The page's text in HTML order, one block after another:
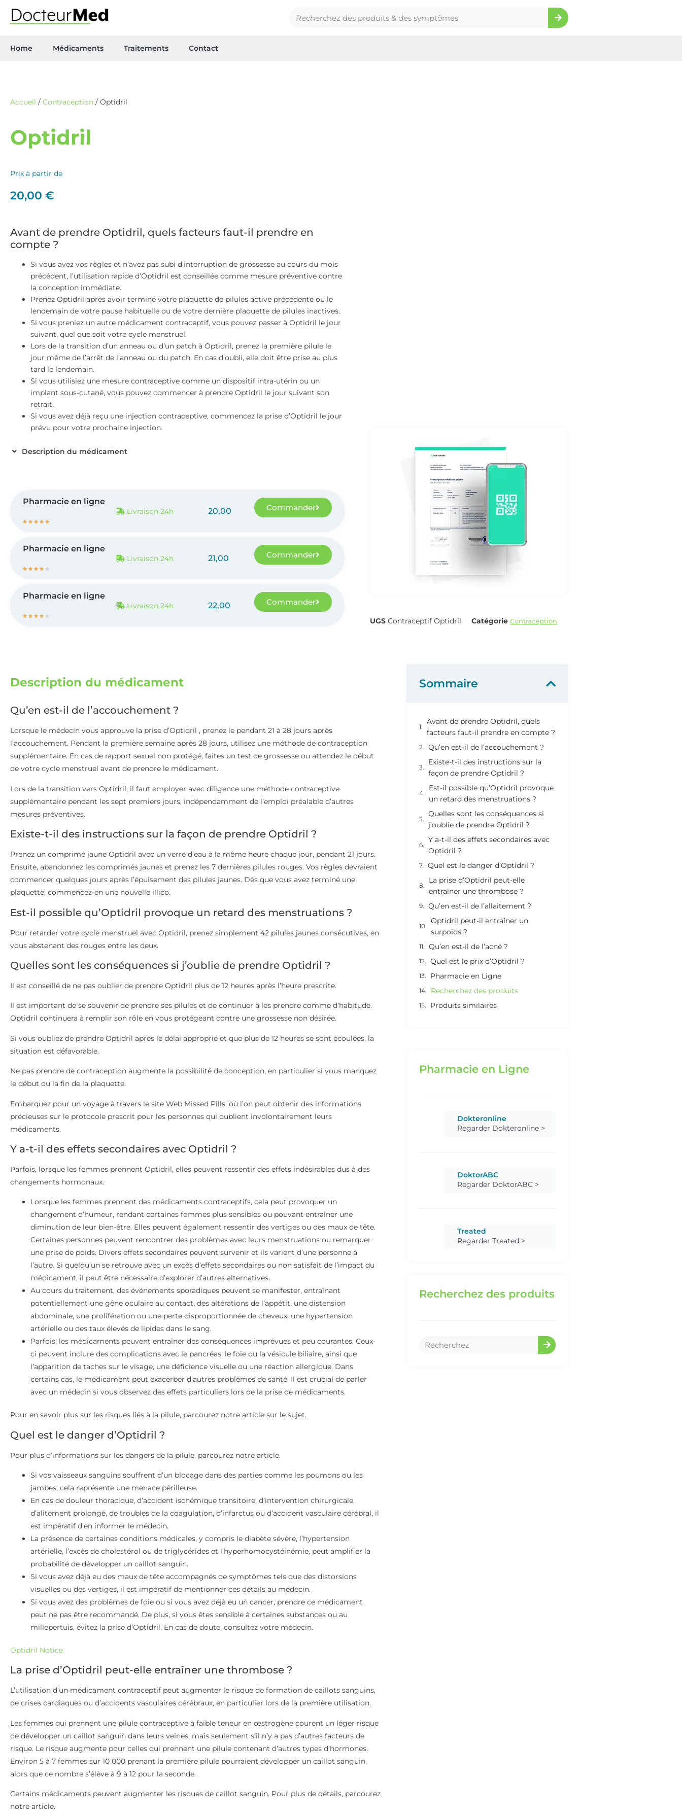
Home Médicaments Traitements Contact
Accueil / Contraception / Optidril
Optidril
Prix à partir de
20,00 €
Avant de prendre Optidril, quels facteurs faut-il prendre en
compte ?
Si vous avez vos règles et n’avez pas subi d’interruption de grossesse au cours du mois
précédent, l’utilisation rapide d’Optidril est conseillée comme mesure préventive contre
la conception immédiate.
Prenez Optidril après avoir terminé votre plaquette de pilules active précédente ou le
lendemain de votre pause habituelle ou de votre dernière plaquette de pilules inactives.
Si vous preniez un autre médicament contraceptif, vous pouvez passer à Optidril le jour
suivant, quel que soit votre cycle menstruel.
Lors de la transition d’un anneau ou d’un patch à Optidril, prenez la première pilule le
jour même de l’arrêt de l’anneau ou du patch. En cas d’oubli, elle doit être prise au plus
tard le lendemain.
Si vous utilisiez une mesure contraceptive comme un dispositif intra-utérin ou un
implant sous-cutané, vous pouvez commencer à prendre Optidril le jour suivant son
retrait.
Si vous avez déjà reçu une injection contraceptive, commencez la prise d’Optidril le jour
prévu pour votre prochaine injection.
Description du médicament
Pharmacie en ligne
    
Livraison 24h 20,00 Commander
Pharmacie en ligne
    
Livraison 24h 21,00 Commander
Pharmacie en ligne
    
Livraison 24h 22,00 Commander
UGS Contraceptif Optidril Catégorie Contraception
Description du médicament
Qu’en est-il de l’accouchement ?
Lorsque le médecin vous approuve la prise d’Optidril , prenez le pendant 21 à 28 jours après
l’accouchement. Pendant la première semaine après 28 jours, utilisez une méthode de contraception
supplémentaire. En cas de rapport sexuel non protégé, faites un test de grossesse ou attendez le début
de votre cycle menstruel avant de prendre le médicament.
Lors de la transition vers Optidril, il faut employer avec diligence une méthode contraceptive
supplémentaire pendant les sept premiers jours, indépendamment de l’emploi préalable d’autres
mesures préventives.
Existe-t-il des instructions sur la façon de prendre Optidril ?
Prenez un comprimé jaune Optidril avec un verre d’eau à la même heure chaque jour, pendant 21 jours.
Ensuite, abandonnez les comprimés jaunes et prenez les 7 dernières pilules rouges. Vos règles devraient
commencer quelques jours après l’épuisement des pilules jaunes. Dès que vous avez terminé une
plaquette, commencez-en une nouvelle illico.
Est-il possible qu’Optidril provoque un retard des menstruations ?
Pour retarder votre cycle menstruel avec Optidril, prenez simplement 42 pilules jaunes consécutives, en
vous abstenant des rouges entre les deux.
Quelles sont les conséquences si j’oublie de prendre Optidril ?
Il est conseillé de ne pas oublier de prendre Optidril plus de 12 heures après l’heure prescrite.
Il est important de se souvenir de prendre ses pilules et de continuer à les prendre comme d’habitude.
Optidril continuera à remplir son rôle en vous protégeant contre une grossesse non désirée.
Si vous oubliez de prendre Optidril après le délai approprié et que plus de 12 heures se sont écoulées, la
situation est défavorable.
Ne pas prendre de contraception augmente la possibilité de conception, en particulier si vous manquez
le début ou la fin de la plaquette.
Embarquez pour un voyage à travers le site Web Missed Pills, où l’on peut obtenir des informations
précieuses sur le protocole prescrit pour les personnes qui oublient involontairement leurs
médicaments.
Y a-t-il des effets secondaires avec Optidril ?
Parfois, lorsque les femmes prennent Optidril, elles peuvent ressentir des effets indésirables dus à des
changements hormonaux.
Lorsque les femmes prennent des médicaments contraceptifs, cela peut provoquer un
changement d’humeur, rendant certaines femmes plus sensibles ou pouvant entraîner une
diminution de leur bien-être. Elles peuvent également ressentir des vertiges ou des maux de tête.
Certaines personnes peuvent rencontrer des problèmes avec leurs menstruations ou remarquer
une prise de poids. Divers effets secondaires peuvent survenir et ils varient d’une personne à
l’autre. Si quelqu’un se retrouve avec un excès d’effets secondaires ou non satisfait de l’impact du
médicament, il peut être nécessaire d’explorer d’autres alternatives.
Au cours du traitement, des événements sporadiques peuvent se manifester, entraînant
potentiellement une gêne oculaire au contact, des altérations de l’appétit, une distension
abdominale, une prolifération ou une perte disproportionnée de cheveux, une hypertension
artérielle ou des taux élevés de lipides dans le sang.
Parfois, les médicaments peuvent entraîner des conséquences imprévues et peu courantes. Ceux-
ci peuvent inclure des complications avec le pancréas, le foie ou la vésicule biliaire, ainsi que
l’apparition de taches sur le visage, une déficience visuelle ou une réaction allergique. Dans
certains cas, le médicament peut exacerber d’autres problèmes de santé. Il est crucial de parler
avec un médecin si vous observez des effets particuliers lors de la prise de médicaments.
Pour en savoir plus sur les risques liés à la pilule, parcourez notre article sur le sujet.
Quel est le danger d’Optidril ?
Pour plus d’informations sur les dangers de la pilule, parcourez notre article.
Si vos vaisseaux sanguins souffrent d’un blocage dans des parties comme les poumons ou les
jambes, cela représente une menace périlleuse.
En cas de douleur thoracique, d’accident ischémique transitoire, d’intervention chirurgicale,
d’alitement prolongé, de troubles de la coagulation, d’infarctus ou d’accident vasculaire cérébral, il
est impératif d’en informer le médecin.
La présence de certaines conditions médicales, y compris le diabète sévère, l’hypertension
artérielle, l’excès de cholestérol ou de triglycérides et l’hyperhomocystéinémie, peut amplifier la
probabilité de développer un caillot sanguin.
Si vous avez déjà eu des maux de tête accompagnés de symptômes tels que des distorsions
visuelles ou des vertiges, il est impératif de mentionner ces détails au médecin.
Si vous avez des problèmes de foie ou si vous avez déjà eu un cancer, prendre ce médicament
peut ne pas être recommandé. De plus, si vous êtes sensible à certaines substances ou au
millepertuis, évitez la prise d’Optidril. En cas de doute, consultez votre médecin.
Optidril Notice
La prise d’Optidril peut-elle entraîner une thrombose ?
L’utilisation d’un médicament contraceptif peut augmenter le risque de formation de caillots sanguins,
de crises cardiaques ou d’accidents vasculaires cérébraux, en particulier lors de la première utilisation.
Les femmes qui prennent une pilule contraceptive à faible teneur en œstrogène courent un léger risque
de développer un caillot sanguin dans leurs veines, mais seulement s’il n’y a pas d’autres facteurs de
risque. Le risque augmente pour celles qui prennent une pilule contenant d’autres types d’hormones.
Environ 5 à 7 femmes sur 10 000 prenant la première pilule pourraient développer un caillot sanguin,
alors que ce nombre s’élève à 9 à 12 pour la seconde.
Certains médicaments peuvent augmenter les risques de caillot sanguin. Pour plus de détails, parcourez
notre article.
Sommaire
Avant de prendre Optidril, quels
facteurs faut-il prendre en compte ?
Qu’en est-il de l’accouchement ?
Existe-t-il des instructions sur la
façon de prendre Optidril ?
Est-il possible qu’Optidril provoque
un retard des menstruations ?
Quelles sont les conséquences si
j’oublie de prendre Optidril ?
Y a-t-il des effets secondaires avec
Optidril ?
Quel est le danger d’Optidril ?
La prise d’Optidril peut-elle
entraîner une thrombose ?
Qu’en est-il de l’allaitement ?
Optidril peut-il entraîner un
surpoids ?
Qu’en est-il de l’acné ?
Quel est le prix d’Optidril ?
Pharmacie en Ligne
Recherchez des produits
Produits similaires
Pharmacie en Ligne
Dokteronline
Regarder Dokteronline >
DoktorABC
Regarder DoktorABC >
Treated
Regarder Treated >
Recherchez des produits